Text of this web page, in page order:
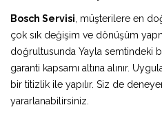
Bosch Servisi , müşterilere en
çok sık değişim ve dönüşüm
doğrultusunda Yayla semtindeki
garanti kapsamı altına alınır.
bir titizlik ile yapılır. Siz de
yararlanabilirsiniz.